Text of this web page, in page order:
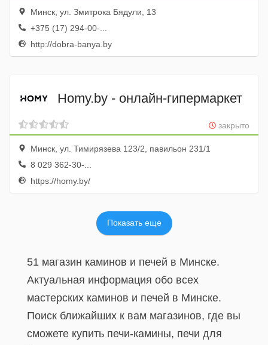
Минск, ул. Змитрока Бядули, 13
+375 (17) 294-00-...
http://dobra-banya.by
Homy.by - онлайн-гипермаркет
закрыто
Минск, ул. Тимирязева 123/2, павильон 231/1
8 029 362-30-...
https://homy.by/
Показать еще
51 магазин каминов и печей в Минске.
Актуальная информация обо всех
мастерских каминов и печей в Минске.
Поиск ближайших к вам магазинов, где вы
сможете купить печи-камины, печи для